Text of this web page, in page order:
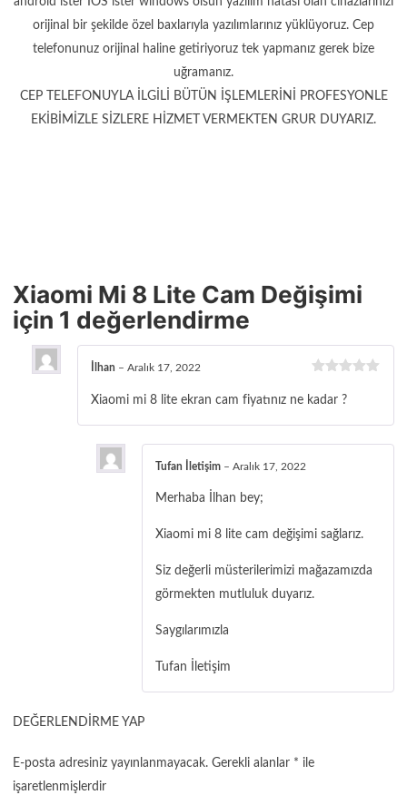
orijinal bir şekilde özel baxlarıyla yazılımlarınız yüklüyoruz. Cep
telefonunuz orijinal haline getiriyoruz tek yapmanız gerek bize
uğramanız.
CEP TELEFONUYLA İLGİLİ BÜTÜN İŞLEMLERİNİ PROFESYONLE
EKİBİMİZLE SİZLERE HİZMET VERMEKTEN GRUR DUYARIZ.
Xiaomi Mi 8 Lite Cam Değişimi
için 1 değerlendirme
5oy aldı
İlhan – Aralık 17, 2022
Xiaomi mi 8 lite ekran cam fiyatınız ne kadar ?
Tufan İletişim – Aralık 17, 2022
Merhaba İlhan bey;
Xiaomi mi 8 lite cam değişimi sağlarız.
Siz değerli müsterilerimizi mağazamızda
görmekten mutluluk duyarız.
Saygılarımızla
Tufan İletişim
DEĞERLENDIRME YAP
E-posta adresiniz yayınlanmayacak. Gerekli alanlar * ile
işaretlenmişlerdir